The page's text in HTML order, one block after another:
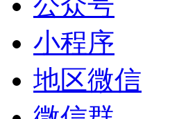
小程序
地区微信